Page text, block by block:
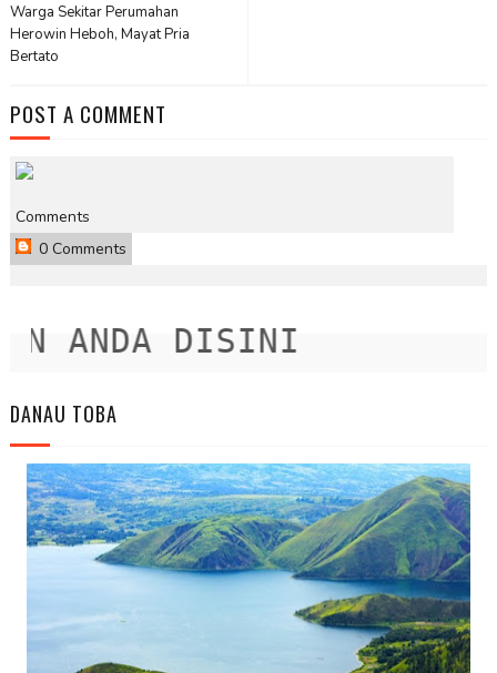
Warga Sekitar Perumahan
Herowin Heboh, Mayat Pria
Bertato
POST A COMMENT
Comments
0 Comments
ANDA DISINI
DANAU TOBA